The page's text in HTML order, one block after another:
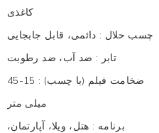
کاغذی
چسب حلال : دائمی، قابل جابجایی
تابر : ضد آب، ضد رطوبت
ضخامت فیلم (با چسب) :
15-45
میلی متر
برنامه : هتل، ویلا، آپارتمان،